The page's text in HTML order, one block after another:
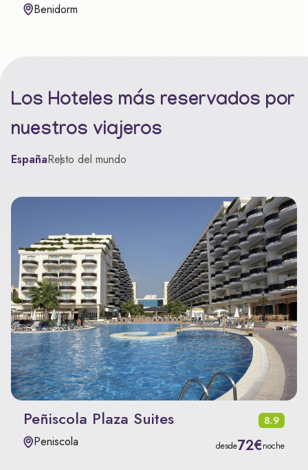
Benidorm
Los Hoteles más reservados por
nuestros viajeros
EspañaResto del mundo
Peñiscola Plaza Suites 8.9
Peniscola desde72€noche